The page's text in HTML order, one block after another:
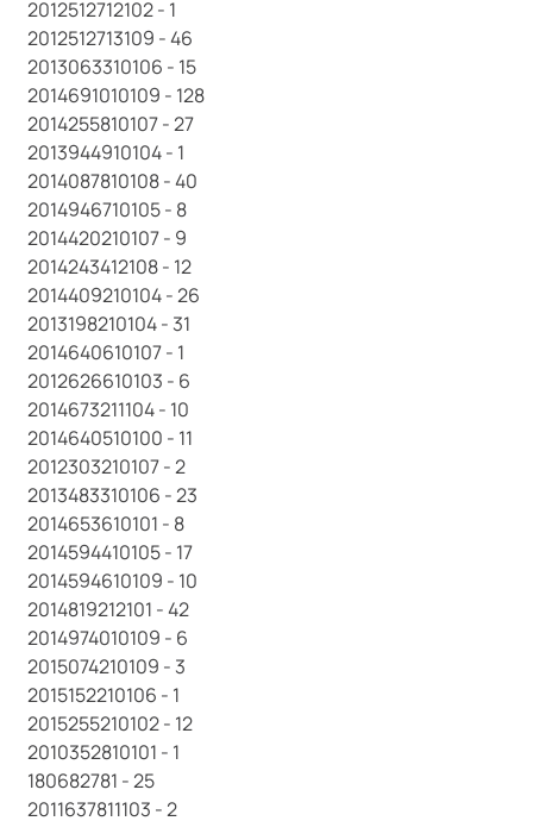
2012512712102 - 1
2012512713109 - 46
2013063310106 - 15
2014691010109 - 128
2014255810107 - 27
2013944910104 - 1
2014087810108 - 40
2014946710105 - 8
2014420210107 - 9
2014243412108 - 12
2014409210104 - 26
2013198210104 - 31
2014640610107 - 1
2012626610103 - 6
2014673211104 - 10
2014640510100 - 11
2012303210107 - 2
2013483310106 - 23
2014653610101 - 8
2014594410105 - 17
2014594610109 - 10
2014819212101 - 42
2014974010109 - 6
2015074210109 - 3
2015152210106 - 1
2015255210102 - 12
2010352810101 - 1
180682781 - 25
2011637811103 - 2